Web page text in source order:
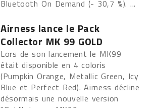
Bluetooth On Demand (- 30,7 %). ...
Airness lance le Pack
Collector MK 99 GOLD
Lors de son lancement le MK99
était disponible en 4 coloris
(Pumpkin Orange, Metallic Green, Icy
Blue et Perfect Red). Airness décline
désormais une nouvelle version